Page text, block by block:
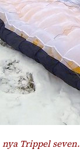
Trippel seven.